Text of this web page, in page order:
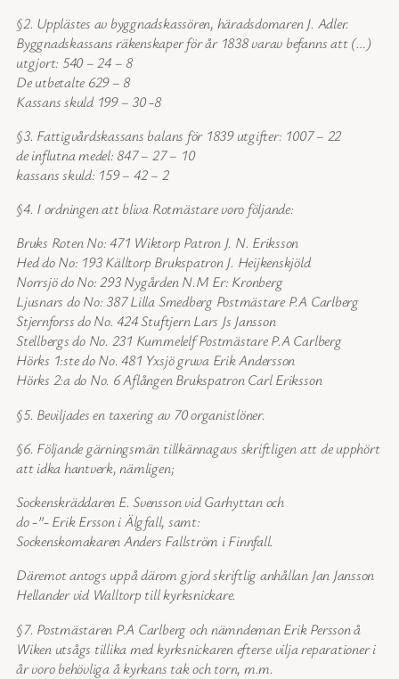
§2. Upplästes av byggnadskassören, häradsdomaren J. Adler.
Byggnadskassans räkenskaper för år 1838 varav befanns att (…)
utgjort: 540 – 24 – 8
De utbetalte 629 – 8
Kassans skuld 199 – 30 -8
§3. Fattigvårdskassans balans för 1839 utgifter: 1007 – 22
de influtna medel: 847 – 27 – 10
kassans skuld: 159 – 42 – 2
§4. I ordningen att bliva Rotmästare voro följande:
Bruks Roten No: 471 Wiktorp Patron J. N. Eriksson
Hed do No: 193 Källtorp Brukspatron J. Heijkenskjöld
Norrsjö do No: 293 Nygården N.M Er: Kronberg
Ljusnars do No: 387 Lilla Smedberg Postmästare P.A Carlberg
Stjernforss do No. 424 Stuftjern Lars Js Jansson
Stellbergs do No. 231 Kummelelf Postmästare P.A Carlberg
Hörks 1:ste do No. 481 Yxsjö gruva Erik Andersson
Hörks 2:a do No. 6 Aflången Brukspatron Carl Eriksson
§5. Beviljades en taxering av 70 organistlöner.
§6. Följande gärningsmän tillkännagavs skriftligen att de upphört
att idka hantverk, nämligen;
Sockenskräddaren E. Svensson vid Garhyttan och
do -”- Erik Ersson i Älgfall, samt:
Sockenskomakaren Anders Fallström i Finnfall.
Däremot antogs uppå därom gjord skriftlig anhållan Jan Jansson
Hellander vid Walltorp till kyrksnickare.
§7. Postmästaren P.A Carlberg och nämndeman Erik Persson å
Wiken utsågs tillika med kyrksnickaren efterse vilja reparationer i
år voro behövliga å kyrkans tak och torn, m.m.